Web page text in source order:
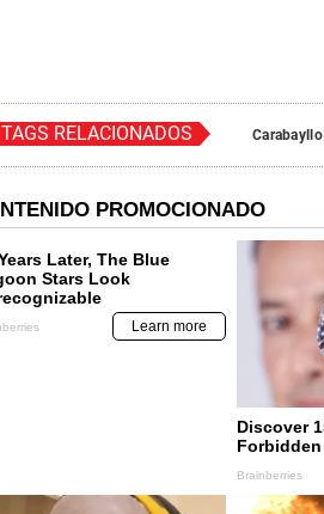
TAGS RELACIONADOS Carabayllo